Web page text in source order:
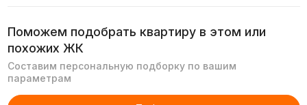
Поможем подобрать квартиру в этом или
похожих ЖК
Составим персональную подборку по вашим
параметрам